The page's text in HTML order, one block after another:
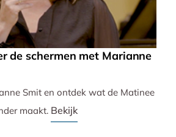
de schermen met Marianne
Smit en ontdek wat de Matinee
maakt. Bekijk